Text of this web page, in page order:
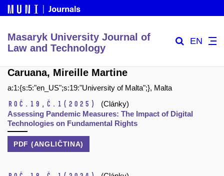
Masaryk University Journal of
Law and Technology
EN
Caruana, Mireille Martine
a:1:{s:5:"en_US";s:19:"University of Malta";}, Malta
Roč.19, č.1 (2025)
(Clánky)
Assessing Pandemic Measures: The Impact of Digital
Technologies on Fundamental Rights
PDF (ANGLIČTINA)